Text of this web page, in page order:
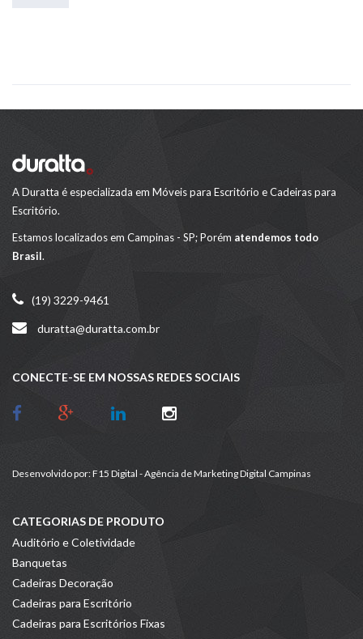
A Duratta é especializada em Móveis para Escritório e Cadeiras para
Escritório.
Estamos localizados em Campinas - SP; Porém atendemos todo
Brasil.
(19) 3229-9461
duratta@duratta.com.br
CONECTE-SE EM NOSSAS REDES SOCIAIS
Desenvolvido por:F15 Digital - Agência de Marketing Digital Campinas
CATEGORIAS DE PRODUTO
Auditório e Coletividade
Banquetas
Cadeiras Decoração
Cadeiras para Escritório
Cadeiras para Escritórios Fixas